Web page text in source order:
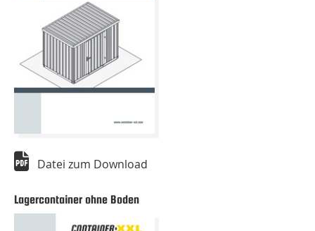
Datei zum Download
Lagercontainer ohne Boden